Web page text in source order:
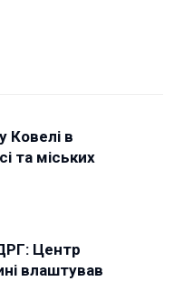
Ковелі в
та міських
Центр
влаштував